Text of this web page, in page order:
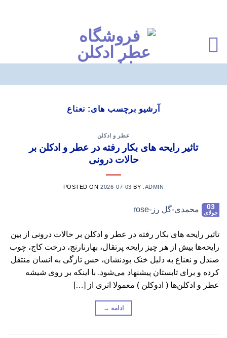
آرشیو برچسب های: نعناع
عطر و ادکلن
تاثیر رایحه های بکار رفته در عطر و ادکلن بر
حالات درونی
POSTED ON2026-07-03 BY .ADMIN
03
جولای
تاثیر رایحه های بکار رفته در عطر و ادکلن بر حالات درونی از بین
رایحه‌ها بیش از هر چیز رایحه پرتقال، بهارنارنج، درخت کاج، چوب
صندل و نعناع به دلیل خنک بودنشان، حس تازگی به انسان منتقل
کرده و برای تابستان پیشنهاد می‌شود. با اینکه بر روی شیشه
عطر و ادکلن‌ها ( ادوکلن ) معمولا اثری از […]
ادامه →